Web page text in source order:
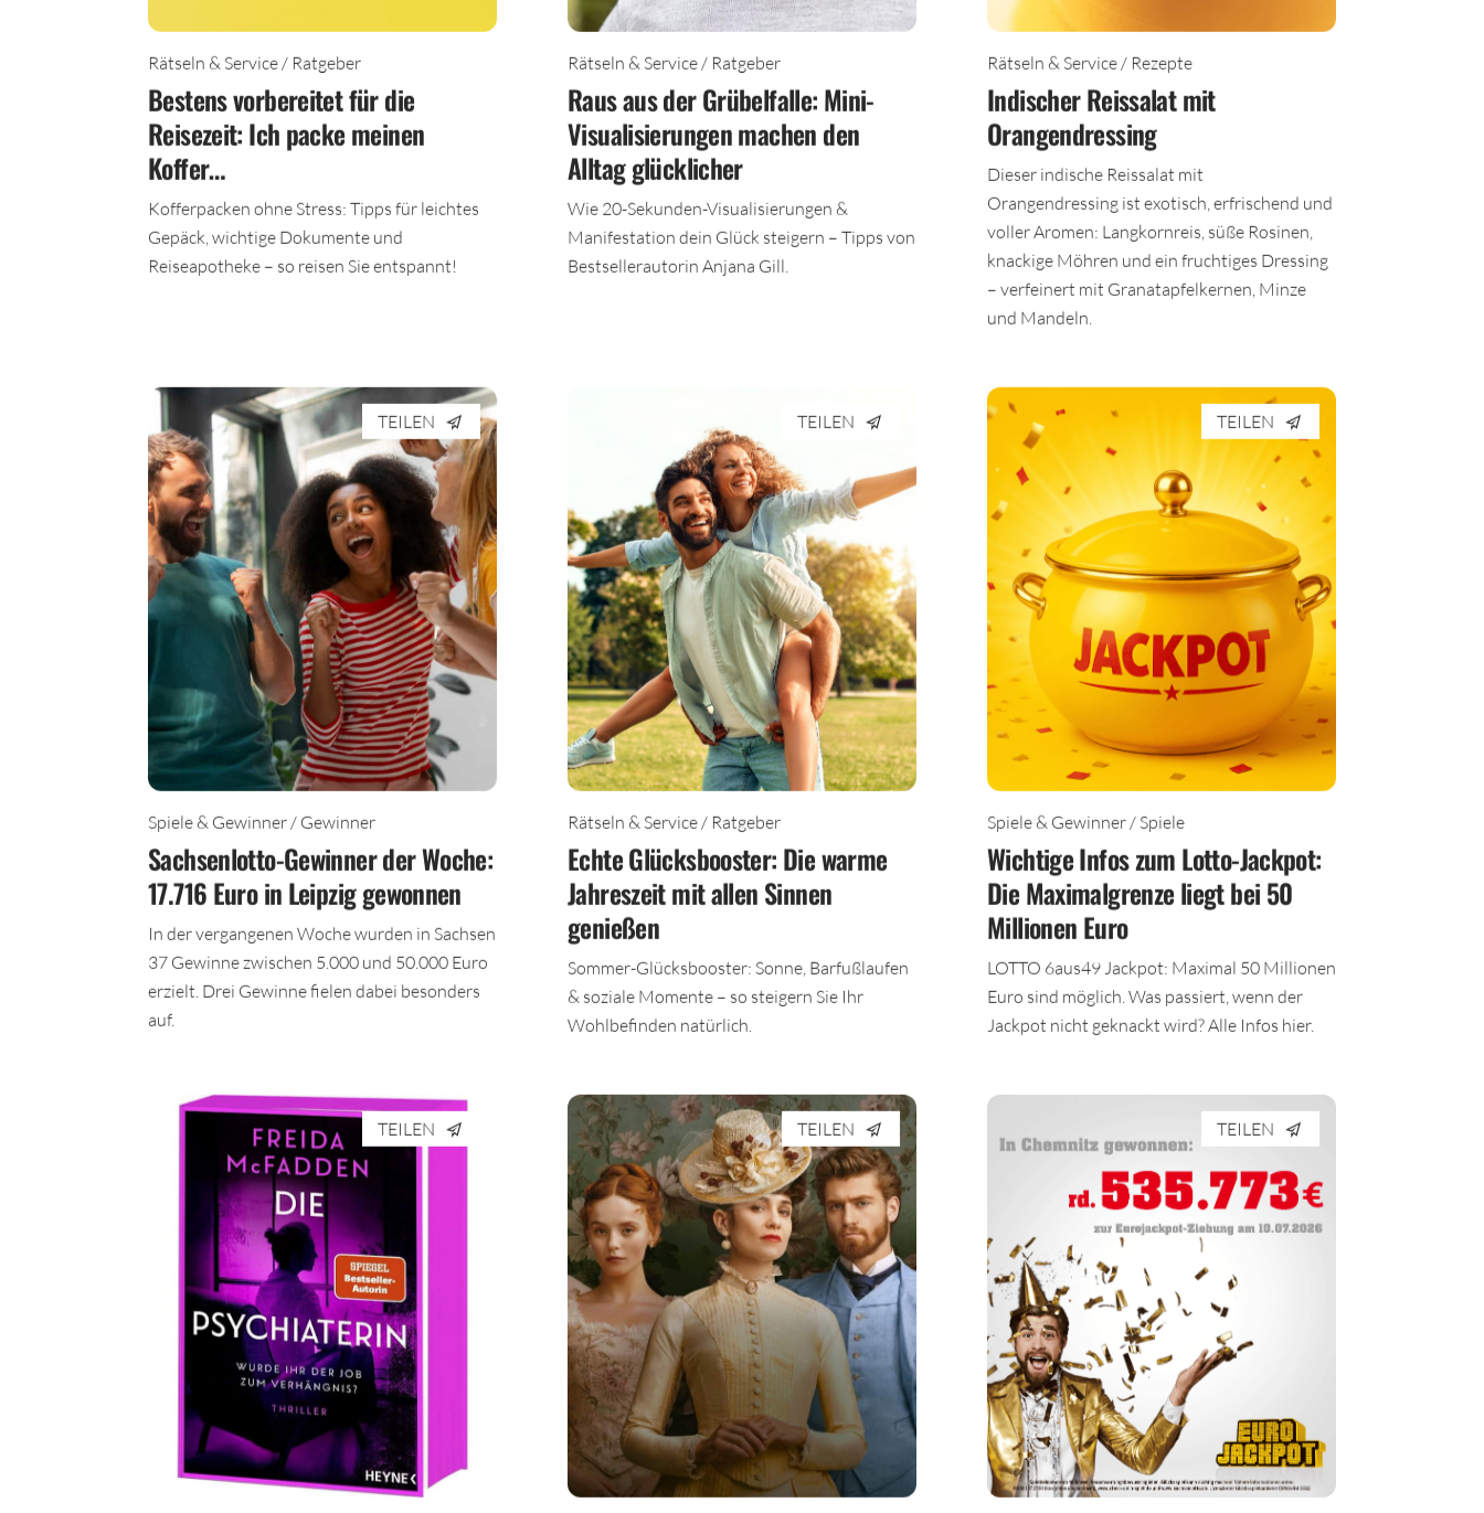
Rätseln & Service / Ratgeber
Bestens vorbereitet für die
Reisezeit: Ich packe meinen
Koffer…
Kofferpacken ohne Stress: Tipps für leichtes
Gepäck, wichtige Dokumente und
Reiseapotheke – so reisen Sie entspannt!
Rätseln & Service / Ratgeber
Raus aus der Grübelfalle: Mini-
Visualisierungen machen den
Alltag glücklicher
Wie 20-Sekunden-Visualisierungen &
Manifestation dein Glück steigern – Tipps von
Bestsellerautorin Anjana Gill.
Rätseln & Service / Rezepte
Indischer Reissalat mit
Orangendressing
Dieser indische Reissalat mit
Orangendressing ist exotisch, erfrischend und
voller Aromen: Langkornreis, süße Rosinen,
knackige Möhren und ein fruchtiges Dressing
– verfeinert mit Granatapfelkernen, Minze
und Mandeln.
TEILEN
Spiele & Gewinner / Gewinner
Sachsenlotto-Gewinner der Woche:
17.716 Euro in Leipzig gewonnen
In der vergangenen Woche wurden in Sachsen
37 Gewinne zwischen 5.000 und 50.000 Euro
erzielt. Drei Gewinne fielen dabei besonders
auf.
TEILEN
Rätseln & Service / Ratgeber
Echte Glücksbooster: Die warme
Jahreszeit mit allen Sinnen
genießen
Sommer-Glücksbooster: Sonne, Barfußlaufen
& soziale Momente – so steigern Sie Ihr
Wohlbefinden natürlich.
TEILEN
Spiele & Gewinner / Spiele
Wichtige Infos zum Lotto-Jackpot:
Die Maximalgrenze liegt bei 50
Millionen Euro
LOTTO 6aus49 Jackpot: Maximal 50 Millionen
Euro sind möglich. Was passiert, wenn der
Jackpot nicht geknackt wird? Alle Infos hier.
TEILEN TEILEN TEILEN